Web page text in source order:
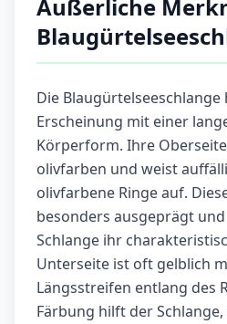
Äußerliche
Die
Erscheinung mit einer
Körperform. Ihre
olivfarben und weist
olivfarbene Ringe auf.
besonders ausgeprägt
Schlange ihr
Unterseite ist oft gelblich
Längsstreifen entlang des
Färbung hilft der